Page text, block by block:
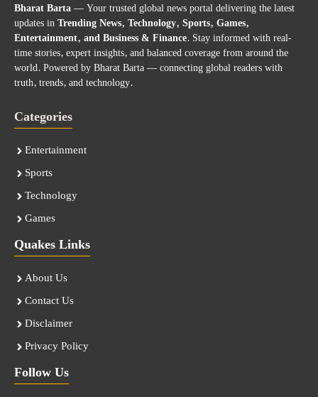
Bharat Barta— Your trusted global news portal delivering the latest
updates inTrending News, Technology, Sports, Games,
Entertainment, and Business & Finance. Stay informed with real-
time stories, expert insights, and balanced coverage from around the
world. Powered by Bharat Barta — connecting global readers with
truth, trends, and technology.
Categories
Entertainment
Sports
Technology
Games
Quakes Links
About Us
Contact Us
Disclaimer
Privacy Policy
Follow Us